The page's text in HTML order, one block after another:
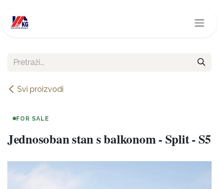
Svi proizvodi
FOR SALE
Jednosoban stan s balkonom - Split - S5